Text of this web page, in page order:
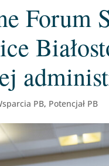
Forum
PB, Potencjał PB